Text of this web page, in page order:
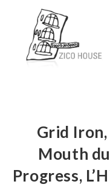
Grid
Mouth
Progress,